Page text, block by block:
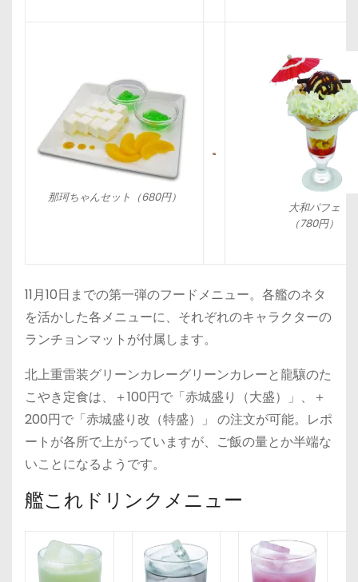
那珂ちゃんセット（680円）
大和パフェ
（780円）
11月10日までの第一弾のフードメニュー。各艦のネタ
を活かした各メニューに、それぞれのキャラクターの
ランチョンマットが付属します。
北上重雷装グリーンカレーグリーンカレーと龍驤のた
こやき定食は、＋100円で「赤城盛り（大盛）」、＋
200円で「赤城盛り改（特盛）」 の注文が可能。レポ
ートが各所で上がっていますが、ご飯の量とか半端な
いことになるようです。
艦これドリンクメニュー